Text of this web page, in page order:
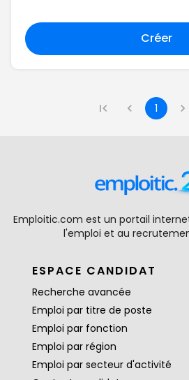
Créer
1
Emploitic.com est un portail
l'emploi et au
ESPACE CANDIDAT
Recherche avancée
Emploi par titre de poste
Emploi par fonction
Emploi par région
Emploi par secteur d'activité